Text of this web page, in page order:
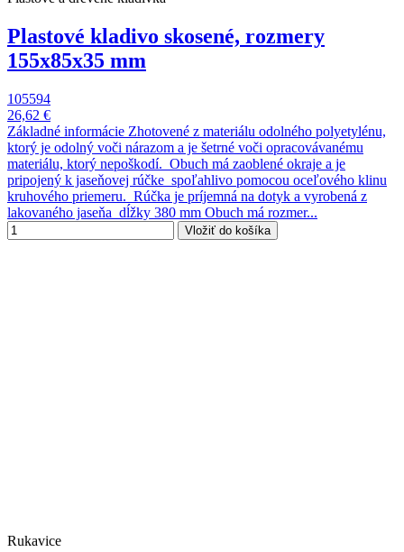
Plastové kladivo skosené, rozmery
155x85x35 mm
105594
26,62 €
Základné informácie Zhotovené z materiálu odolného polyetylénu,
ktorý je odolný voči nárazom a je šetrné voči opracovávanému
materiálu, ktorý nepoškodí. Obuch má zaoblené okraje a je
pripojený k jaseňovej rúčke spoľahlivo pomocou oceľového klinu
kruhového priemeru. Rúčka je príjemná na dotyk a vyrobená z
lakovaného jaseňa dĺžky 380 mm Obuch má rozmer...
Vložiť do košíka
Rukavice